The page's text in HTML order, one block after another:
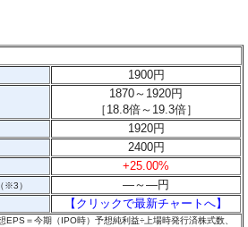
1900円
1870～1920円
［ 18.8倍～19.3倍］
1920円
2400円
+25.00%
（※3） ―～―円
【クリックで最新チャートへ】
＝今期（IPO時）予想純利益÷上場時発行済株式数、